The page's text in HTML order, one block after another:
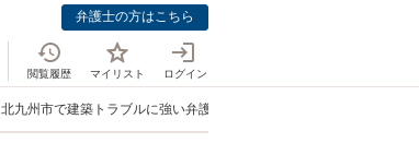
弁護士の方はこちら
閲覧履歴 マイリスト ログイン
北九州市で建築トラブルに強い弁護士